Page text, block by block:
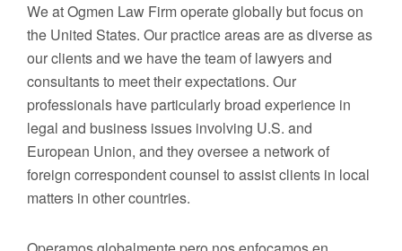
We at Ogmen Law Firm operate globally but focus on
the United States. Our practice areas are as diverse as
our clients and we have the team of lawyers and
consultants to meet their expectations. Our
professionals have particularly broad experience in
legal and business issues involving U.S. and
European Union, and they oversee a network of
foreign correspondent counsel to assist clients in local
matters in other countries.